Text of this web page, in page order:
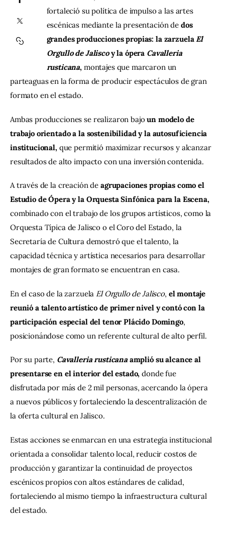
Contacto
fortaleció su política de impulso a las artes
escénicas mediante la presentación de dos
grandes producciones propias: la zarzuela El
Orgullo de Jalisco y la ópera Cavalleria
rusticana, montajes que marcaron un
parteaguas en la forma de producir espectáculos de gran
formato en el estado.
Ambas producciones se realizaron bajo un modelo de
trabajo orientado a la sostenibilidad y la autosuficiencia
institucional, que permitió maximizar recursos y alcanzar
resultados de alto impacto con una inversión contenida.
A través de la creación de agrupaciones propias como el
Estudio de Ópera y la Orquesta Sinfónica para la Escena,
combinado con el trabajo de los grupos artísticos, como la
Orquesta Típica de Jalisco o el Coro del Estado, la
Secretaría de Cultura demostró que el talento, la
capacidad técnica y artística necesarios para desarrollar
montajes de gran formato se encuentran en casa.
En el caso de la zarzuela El Orgullo de Jalisco, el montaje
reunió a talento artístico de primer nivel y contó con la
participación especial del tenor Plácido Domingo,
posicionándose como un referente cultural de alto perfil.
Por su parte, Cavalleria rusticana amplió su alcance al
presentarse en el interior del estado, donde fue
disfrutada por más de 2 mil personas, acercando la ópera
a nuevos públicos y fortaleciendo la descentralización de
la oferta cultural en Jalisco.
Estas acciones se enmarcan en una estrategia institucional
orientada a consolidar talento local, reducir costos de
producción y garantizar la continuidad de proyectos
escénicos propios con altos estándares de calidad,
fortaleciendo al mismo tiempo la infraestructura cultural
del estado.